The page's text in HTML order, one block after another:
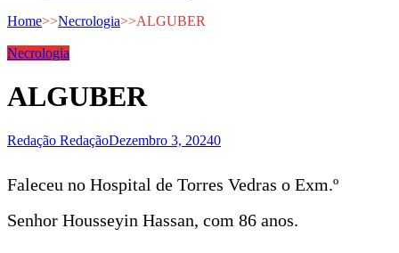
Home>>Necrologia>>ALGUBER
Necrologia
ALGUBER
Redação RedaçãoDezembro 3, 20240
Faleceu no Hospital de Torres Vedras o Exm.º
Senhor Housseyin Hassan, com 86 anos.